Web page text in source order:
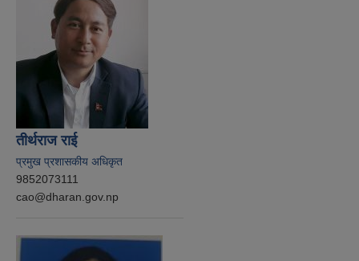
तीर्थराज राई
प्रमुख प्रशासकीय अधिकृत
9852073111
cao@dharan.gov.np